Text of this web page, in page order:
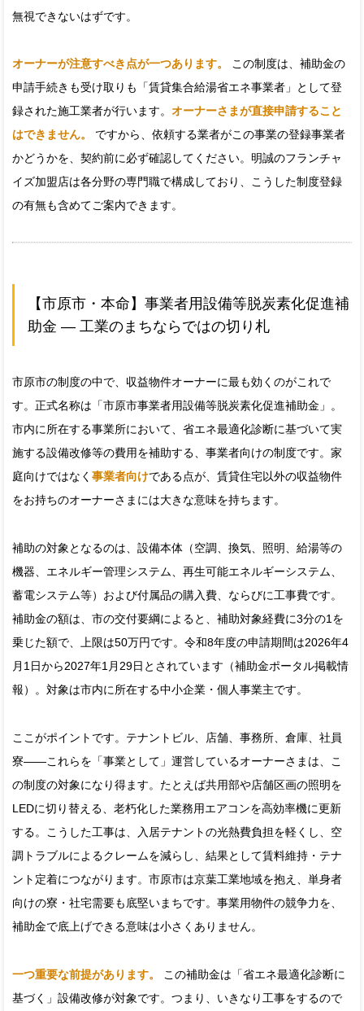
無視できないはずです。
オーナーが注意すべき点が一つあります。
この制度は、補助金の
申請手続きも受け取りも「賃貸集合給湯省エネ事業者」として登
録された施工業者が行います。 オーナーさまが直接申請すること
はできません。
ですから、依頼する業者がこの事業の登録事業者
かどうかを、契約前に必ず確認してください。明誠のフランチャ
イズ加盟店は各分野の専門職で構成しており、こうした制度登録
の有無も含めてご案内できます。
【市原市・本命】事業者用設備等脱炭素化促進補
助金 — 工業のまちならではの切り札
市原市の制度の中で、収益物件オーナーに最も効くのがこれで
す。正式名称は「市原市事業者用設備等脱炭素化促進補助金」。
市内に所在する事業所において、省エネ最適化診断に基づいて実
施する設備改修等の費用を補助する、事業者向けの制度です。家
庭向けではなく 事業者向けである点が、賃貸住宅以外の収益物件
をお持ちのオーナーさまには大きな意味を持ちます。
補助の対象となるのは、設備本体（空調、換気、照明、給湯等の
機器、エネルギー管理システム、再生可能エネルギーシステム、
蓄電システム等）および付属品の購入費、ならびに工事費です。
補助金の額は、市の交付要綱によると、補助対象経費に3分の1を
乗じた額で、上限は50万円です。令和8年度の申請期間は2026年4
月1日から2027年1月29日とされています（補助金ポータル掲載情
報）。対象は市内に所在する中小企業・個人事業主です。
ここがポイントです。テナントビル、店舗、事務所、倉庫、社員
寮——これらを「事業として」運営しているオーナーさまは、こ
の制度の対象になり得ます。たとえば共用部や店舗区画の照明を
LEDに切り替える、老朽化した業務用エアコンを高効率機に更新
する。こうした工事は、入居テナントの光熱費負担を軽くし、空
調トラブルによるクレームを減らし、結果として賃料維持・テナ
ント定着につながります。市原市は京葉工業地域を抱え、単身者
向けの寮・社宅需要も底堅いまちです。事業用物件の競争力を、
補助金で底上げできる意味は小さくありません。
一つ重要な前提があります。
この補助金は「省エネ最適化診断に
基づく」設備改修が対象です。つまり、いきなり工事をするので